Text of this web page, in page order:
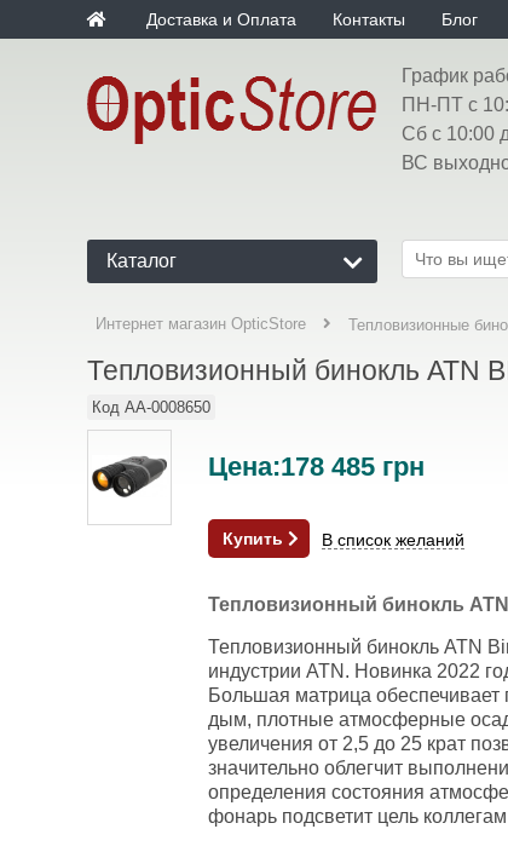
Доставка и Оплата Контакты Блог
График
ПН-ПТ с
Сб с 10:00
ВС
Каталог
Интернет магазин OpticStore Тепловизионные
Тепловизионный бинокль ATN
Код AA-0008650
Цена:178 485 грн
Купить В список желаний
Тепловизионный бинокль ATN
Тепловизионный бинокль ATN
индустрии ATN. Новинка 2022
Большая матрица обеспечивает
дым, плотные атмосферные
увеличения от 2,5 до 25 крат
значительно облегчит
определения состояния
фонарь подсветит цель